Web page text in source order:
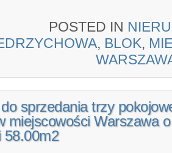
POSTED IN
, BLOK,
sprzedania trzy
miejscowości Warszawa o
58.00m2